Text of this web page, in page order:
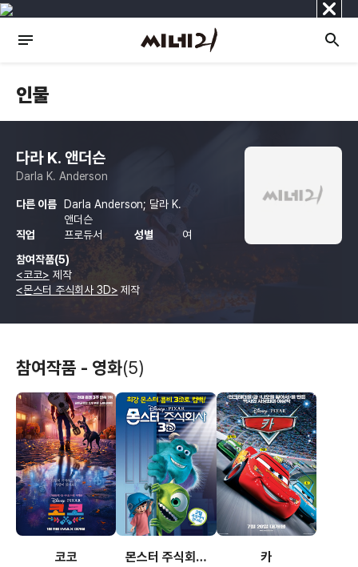
닫
기
인물
다라 K. 앤더슨
Darla K. Anderson
다른 이름
Darla Anderson; 달라 K.
앤더슨
직업
프로듀서 성별
여
참여작품(5)
<코코> 제작
<몬스터 주식회사 3D> 제작
참여작품 - 영화(5)
코코
몬스터 주식회사
카